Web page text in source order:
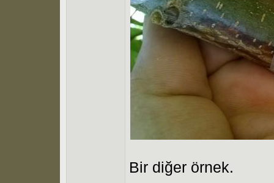
Bir diğer örnek.